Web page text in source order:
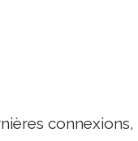
connexions,